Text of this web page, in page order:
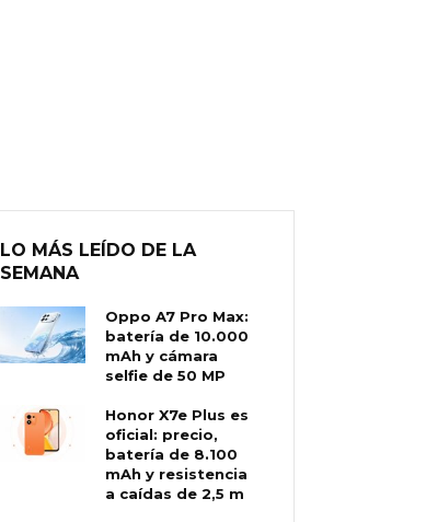
LO MÁS LEÍDO DE LA
SEMANA
Oppo A7 Pro Max:
batería de 10.000
mAh y cámara
selfie de 50 MP
Honor X7e Plus es
oficial: precio,
batería de 8.100
mAh y resistencia
a caídas de 2,5 m